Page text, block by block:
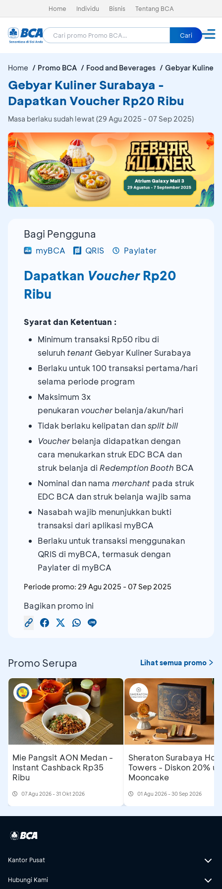
Home Individu Bisnis Tentang BCA
Cari
Home Promo BCA Food and Beverages Gebyar Kuliner
Gebyar Kuliner Surabaya -
Dapatkan Voucher Rp20 Ribu
Masa berlaku sudah lewat (29 Agu 2025 - 07 Sep 2025)
Bagi Pengguna
myBCA QRIS Paylater
Dapatkan VoucherRp20
Ribu
Syarat dan Ketentuan :
Minimum transaksi Rp50 ribu di
seluruh tenant Gebyar Kuliner Surabaya
Berlaku untuk 100 transaksi pertama/hari
selama periode program
Maksimum 3x
penukaran voucherbelanja/akun/hari
Tidak berlaku kelipatan dansplit bill
Voucherbelanja didapatkan dengan
cara menukarkan struk EDC BCA dan
struk belanja di Redemption Booth BCA
Nominal dan nama merchant pada struk
EDC BCA dan struk belanja wajib sama
Nasabah wajib menunjukkan bukti
transaksi dari aplikasi myBCA
Berlaku untuk transaksi menggunakan
QRIS di myBCA, termasuk dengan
Paylater di myBCA
Periode promo: 29 Agu 2025 - 07 Sep 2025
Bagikan promo ini
Promo Serupa Lihat semua promo
Mie Pangsit AON Medan -
Instant Cashback Rp35
Ribu
07 Agu 2026 - 31 Okt 2026
Sheraton Surabaya
Towers - Diskon 20%
Mooncake
01 Agu 2026 - 30 Sep 2026
Kantor Pusat
Hubungi Kami